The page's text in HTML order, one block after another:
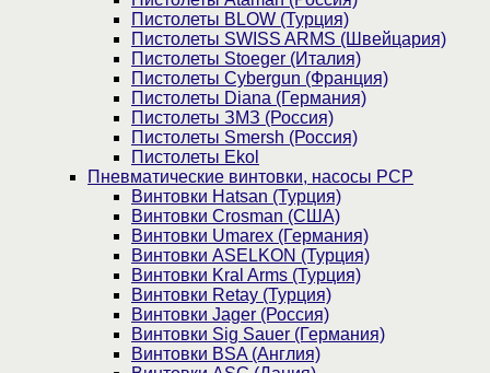
Пистолеты BLOW (Турция)
Пистолеты SWISS ARMS (Швейцария)
Пистолеты Stoeger (Италия)
Пистолеты Cybergun (Франция)
Пистолеты Diana (Германия)
Пистолеты ЗМЗ (Россия)
Пистолеты Smersh (Россия)
Пистолеты Ekol
Пневматические винтовки, насосы PCP
Винтовки Hatsan (Турция)
Винтовки Crosman (США)
Винтовки Umarex (Германия)
Винтовки ASELKON (Турция)
Винтовки Kral Arms (Турция)
Винтовки Retay (Турция)
Винтовки Jager (Россия)
Винтовки Sig Sauer (Германия)
Винтовки BSA (Англия)